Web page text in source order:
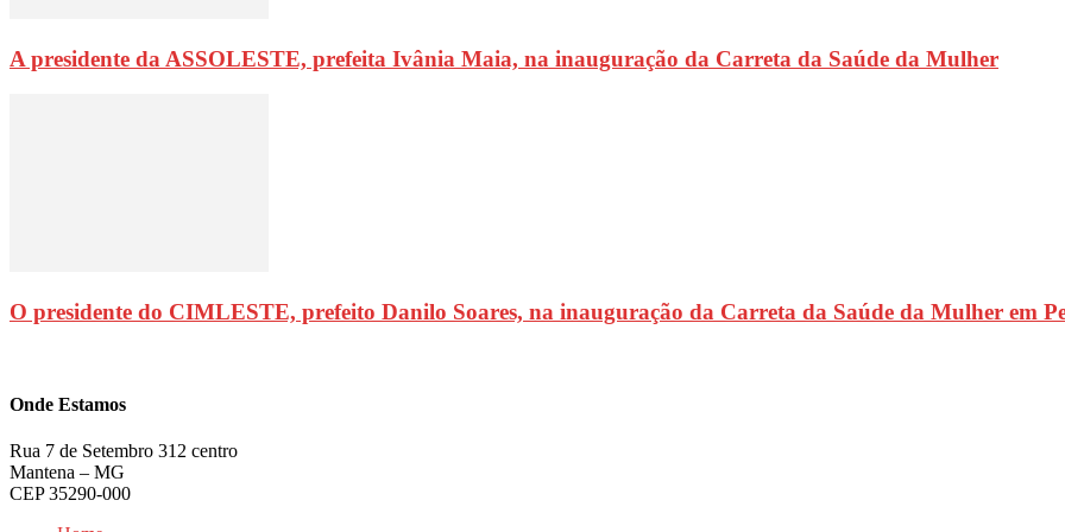
A presidente da ASSOLESTE, prefeita Ivânia Maia, na inauguração da Carreta da Saúde da Mulher
O presidente do CIMLESTE, prefeito Danilo Soares, na inauguração da Carreta da Saúde da Mulher em
Onde Estamos
Rua 7 de Setembro 312 centro
Mantena – MG
CEP 35290-000